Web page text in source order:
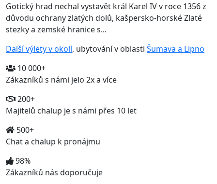
Gotický hrad nechal vystavět král Karel IV v roce 1356 z
důvodu ochrany zlatých dolů, kašpersko-horské Zlaté
stezky a zemské hranice s...
Další výlety v okolí, ubytování v oblasti Šumava a Lipno
10 000+
Zákazníků s námi jelo 2x a více
200+
Majitelů chalup je s námi přes 10 let
500+
Chat a chalup k pronájmu
98%
Zákazníků nás doporučuje